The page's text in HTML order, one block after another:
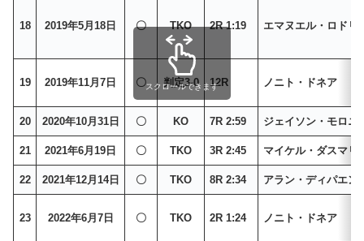
18 2019年5月18日 〇 TKO 2R 1:19 エマヌエル・ロドリ
19 2019年11月7日 〇 判定3-0 12R ノニト・ドネア
20 2020年10月31日 〇 KO 7R 2:59 ジェイソン・モロニ
21 2021年6月19日 〇 TKO 3R 2:45 マイケル・ダスマリ
22 2021年12月14日 〇 TKO 8R 2:34 アラン・ディパエン
23 2022年6月7日 〇 TKO 2R 1:24 ノニト・ドネア
スクロールできます